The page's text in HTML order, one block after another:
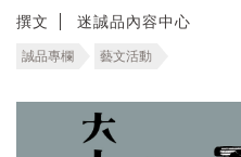
撰文 迷誠品內容中心
誠品專欄 藝文活動